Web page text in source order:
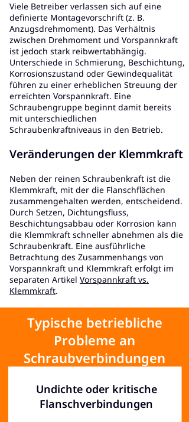
Viele Betreiber verlassen sich auf eine
definierte Montagevorschrift (z. B.
Anzugsdrehmoment). Das Verhältnis
zwischen Drehmoment und Vorspannkraft
ist jedoch stark reibwertabhängig.
Unterschiede in Schmierung, Beschichtung,
Korrosionszustand oder Gewindequalität
führen zu einer erheblichen Streuung der
erreichten Vorspannkraft. Eine
Schraubengruppe beginnt damit bereits
mit unterschiedlichen
Schraubenkraftniveaus in den Betrieb.
Veränderungen der Klemmkraft
Neben der reinen Schraubenkraft ist die
Klemmkraft, mit der die Flanschflächen
zusammengehalten werden, entscheidend.
Durch Setzen, Dichtungsfluss,
Beschichtungsabbau oder Korrosion kann
die Klemmkraft schneller abnehmen als die
Schraubenkraft. Eine ausführliche
Betrachtung des Zusammenhangs von
Vorspannkraft und Klemmkraft erfolgt im
separaten Artikel Vorspannkraft vs.
Klemmkraft.
Typische betriebliche
Probleme an
Schraubverbindungen
Undichte oder kritische
Flanschverbindungen